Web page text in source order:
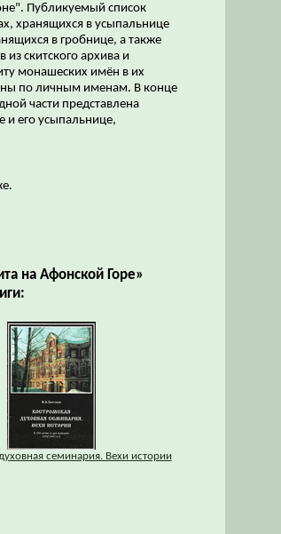
Публикуемый список
хранящихся в усыпальнице
в гробнице, а также
скитского архива и
монашеских имён в их
по личным именам. В конце
части представлена
и его усыпальнице,
на Афонской Горе»
семинария. Вехи истории